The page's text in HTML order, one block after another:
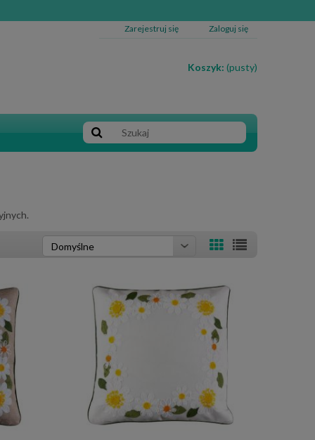
Zarejestruj się Zaloguj się
Koszyk: (pusty)